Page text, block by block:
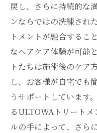
戻し、さらに持続的な
ンならではの洗練され
トメントが融合するこ
なヘアケア体験が可能
トたちは施術後のケア
し、お客様が自宅でも
うサポートしています
るULTOWAトリート
ルの手によって、さら